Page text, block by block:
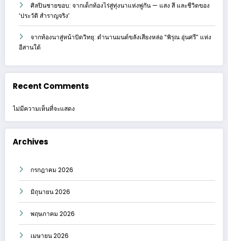
ศิลปินชายขอบ: จากเด็กท้องไร่สู่ทุ่งนาแห่งพู่กัน — แสง สี และชีวิตของ
‘ประวัติ สำราญจริง’
จากท้องนาสู่หน้าปัดวิทยุ: ตำนานมนต์ขลังเสียงหล่อ “พิรุณ อุ่นศรี” แห่ง
อีสานใต้
Recent Comments
ไม่มีความเห็นที่จะแสดง
Archives
กรกฎาคม 2026
มิถุนายน 2026
พฤษภาคม 2026
เมษายน 2026